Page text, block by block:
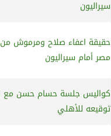
سيراليون
حقيقة اعفاء صلاح ومرموش
مصر أمام سيراليون
كواليس جلسة حسام حسن مع
توقيعه للأهلي